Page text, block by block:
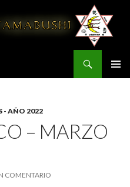
- AÑO 2022
– MARZO
COMENTARIO